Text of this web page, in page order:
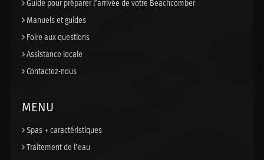
Manuels et guides
Foire aux questions
Assistance locale
Contactez-nous
MENU
Spas + caractéristiques
Traitement de l’eau